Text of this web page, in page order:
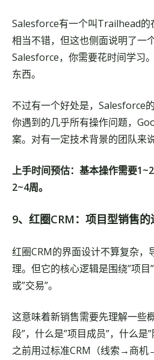
Salesforce有一个叫Trailhead的
相当不错，但这也侧面说明了一
Salesforce，你需要花时间学习
东西。
不过有一个好处是，Salesforce
你遇到的几乎所有操作问题，
案。对有一定技术背景的团队来
上手时间预估：基本操作需要
2~4周。
9、红圈CRM：项目型销售
红圈CRM的界面设计不算复杂，
理。但它的核心逻辑是围绕”项目
或”交易”。
这意味着新销售需要先理解一些
段”，什么是”项目成员”，什么是
之前用过标准CRM（线索→商